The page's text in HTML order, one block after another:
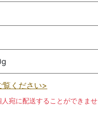
覧ください>
宛に配送することができませ